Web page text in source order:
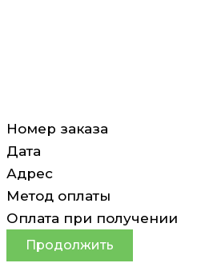
Номер заказа
Дата
Адрес
Метод оплаты
Оплата при получении
Продолжить